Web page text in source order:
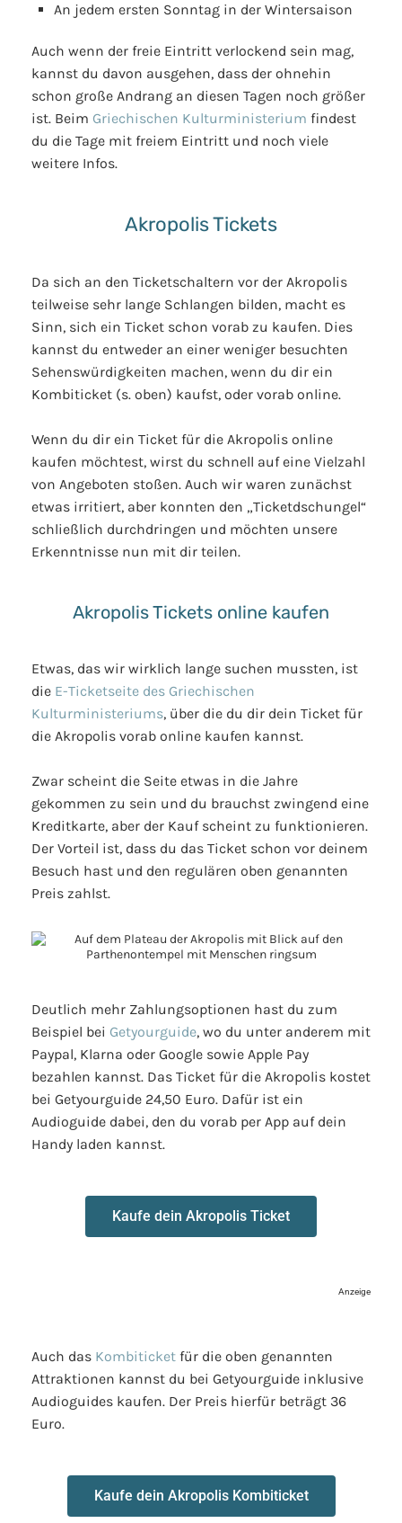
An jedem ersten Sonntag in der Wintersaison
Auch wenn der freie Eintritt verlockend sein mag,
kannst du davon ausgehen, dass der ohnehin
schon große Andrang an diesen Tagen noch größer
ist. Beim Griechischen Kulturministerium findest
du die Tage mit freiem Eintritt und noch viele
weitere Infos.
Akropolis Tickets
Da sich an den Ticketschaltern vor der Akropolis
teilweise sehr lange Schlangen bilden, macht es
Sinn, sich ein Ticket schon vorab zu kaufen. Dies
kannst du entweder an einer weniger besuchten
Sehenswürdigkeiten machen, wenn du dir ein
Kombiticket (s. oben) kaufst, oder vorab online.
Wenn du dir ein Ticket für die Akropolis online
kaufen möchtest, wirst du schnell auf eine Vielzahl
von Angeboten stoßen. Auch wir waren zunächst
etwas irritiert, aber konnten den „Ticketdschungel“
schließlich durchdringen und möchten unsere
Erkenntnisse nun mit dir teilen.
Akropolis Tickets online kaufen
Etwas, das wir wirklich lange suchen mussten, ist
die E-Ticketseite des Griechischen
Kulturministeriums, über die du dir dein Ticket für
die Akropolis vorab online kaufen kannst.
Zwar scheint die Seite etwas in die Jahre
gekommen zu sein und du brauchst zwingend eine
Kreditkarte, aber der Kauf scheint zu funktionieren.
Der Vorteil ist, dass du das Ticket schon vor deinem
Besuch hast und den regulären oben genannten
Preis zahlst.
Deutlich mehr Zahlungsoptionen hast du zum
Beispiel bei Getyourguide, wo du unter anderem mit
Paypal, Klarna oder Google sowie Apple Pay
bezahlen kannst. Das Ticket für die Akropolis kostet
bei Getyourguide 24,50 Euro. Dafür ist ein
Audioguide dabei, den du vorab per App auf dein
Handy laden kannst.
Kaufe dein Akropolis Ticket
Anzeige
Auch das Kombiticket für die oben genannten
Attraktionen kannst du bei Getyourguide inklusive
Audioguides kaufen. Der Preis hierfür beträgt 36
Euro.
Kaufe dein Akropolis Kombiticket